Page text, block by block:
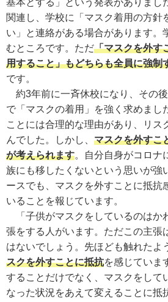
基本とする」という発表がありまし
関連し、学校に「マスク着用の方針
い」と連絡がある場合があります。
むところです。ただ「マスクを外す
用すること」もどちらも全員に強制
です。
約3年前に一斉休校になり、その
で「マスクの着用」を強く求めまし
ことには合理的な理由があり、リス
んでした。しかし、 マスクを外すこ
が考えられます。自分自身がコロナ
族にも移したくないという思いが強
ースでも、マスクを外すことに抵抗
いることを報じています。
「子供がマスクをしているのはか
張をする人がいます。ただこの主張
はないでしょう。先ほども触れたよ
スクを外すことに抵抗を感じていま
することだけでなく、マスクをして
なった状況をあえて変えることに抵